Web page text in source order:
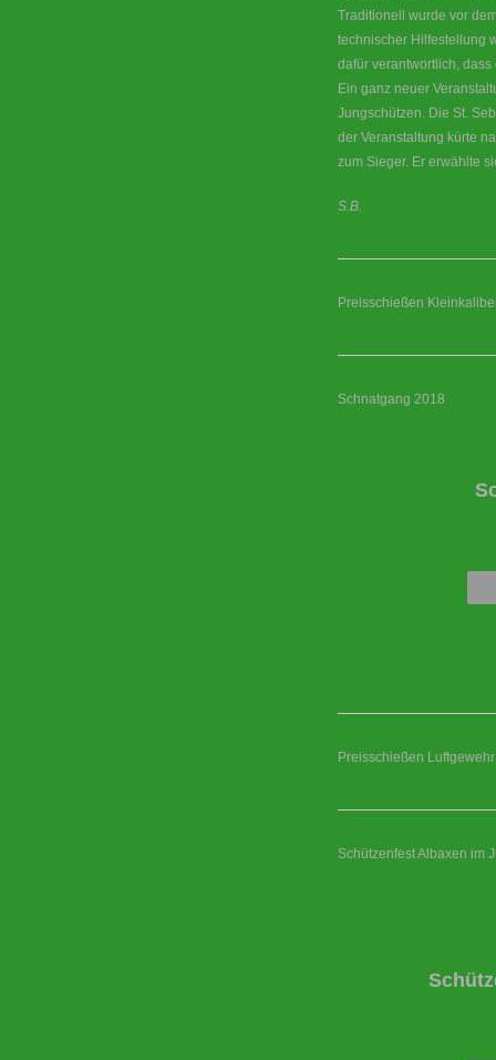
Traditionell wurde vor
technischer Hilfestellung
dafür verantwortlich,
Ein ganz neuer
Jungschützen. Die St.
der Veranstaltung kürte
zum Sieger. Er erwählte
S.B.
Preisschießen
Schnatgang 2018
Preisschießen
Schützenfest Albaxen im